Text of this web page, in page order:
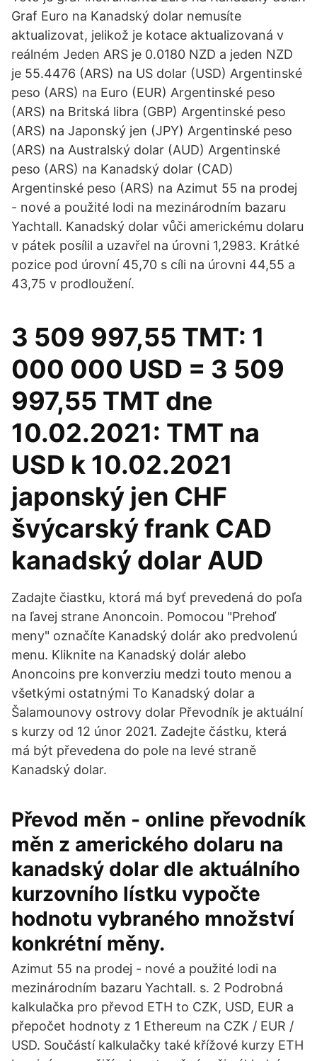
Graf Euro na Kanadský dolar nemusíte
aktualizovat, jelikož je kotace aktualizovaná v
reálném Jeden ARS je 0.0180 NZD a jeden NZD
je 55.4476 (ARS) na US dolar (USD) Argentinské
peso (ARS) na Euro (EUR) Argentinské peso
(ARS) na Britská libra (GBP) Argentinské peso
(ARS) na Japonský jen (JPY) Argentinské peso
(ARS) na Australský dolar (AUD) Argentinské
peso (ARS) na Kanadský dolar (CAD)
Argentinské peso (ARS) na Azimut 55 na prodej
- nové a použité lodi na mezinárodním bazaru
Yachtall. Kanadský dolar vůči americkému dolaru
v pátek posílil a uzavřel na úrovni 1,2983. Krátké
pozice pod úrovní 45,70 s cíli na úrovni 44,55 a
43,75 v prodloužení.
3 509 997,55 TMT: 1
000 000 USD = 3 509
997,55 TMT dne
10.02.2021: TMT na
USD k 10.02.2021
japonský jen CHF
švýcarský frank CAD
kanadský dolar AUD
Zadajte čiastku, ktorá má byť prevedená do poľa
na ľavej strane Anoncoin. Pomocou "Prehoď
meny" označíte Kanadský dolár ako predvolenú
menu. Kliknite na Kanadský dolár alebo
Anoncoins pre konverziu medzi touto menou a
všetkými ostatnými To Kanadský dolar a
Šalamounovy ostrovy dolar Převodník je aktuální
s kurzy od 12 únor 2021. Zadejte částku, která
má být převedena do pole na levé straně
Kanadský dolar.
Převod měn - online převodník
měn z amerického dolaru na
kanadský dolar dle aktuálního
kurzovního lístku vypočte
hodnotu vybraného množství
konkrétní měny.
Azimut 55 na prodej - nové a použité lodi na
mezinárodním bazaru Yachtall. s. 2 Podrobná
kalkulačka pro převod ETH to CZK, USD, EUR a
přepočet hodnoty z 1 Ethereum na CZK / EUR /
USD. Součástí kalkulačky také křížové kurzy ETH